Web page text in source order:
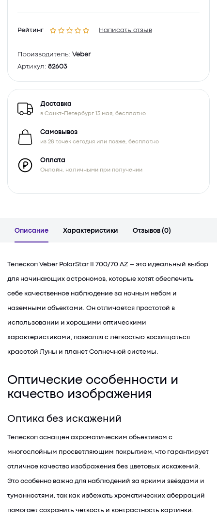
Рейтинг Написать отзыв
Производитель: Veber
Артикул: 82603
Доставка
в Санкт-Петербург 13 мая, бесплатно
Самовывоз
из 28 точек сегодня или позже, бесплатно
Оплата
Онлайн, наличными при получении
Описание Характеристики Отзывов (0)
Телескоп Veber PolarStar II 700/70 AZ – это идеальный выбор
для начинающих астрономов, которые хотят обеспечить
себе качественное наблюдение за ночным небом и
наземными объектами. Он отличается простотой в
использовании и хорошими оптическими
характеристиками, позволяя с лёгкостью восхищаться
красотой Луны и планет Солнечной системы.
Оптические особенности и
качество изображения
Оптика без искажений
Телескоп оснащен ахроматическим объективом с
многослойным просветляющим покрытием, что гарантирует
отличное качество изображения без цветовых искажений.
Это особенно важно для наблюдений за яркими звёздами и
туманностями, так как избежать хроматических аберраций
помогает сохранить четкость и контрастность картинки.